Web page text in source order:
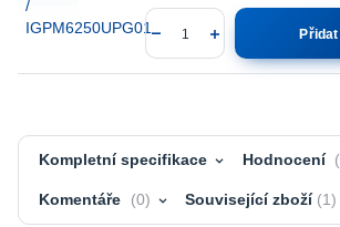
Kompletní specifikace Hodnocení
Komentáře 0 Související zboží 1